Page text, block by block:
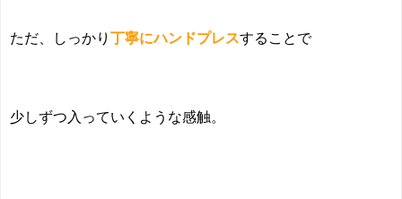
ただ、しっかり 丁寧にハンドプレスすることで
少しずつ入っていくような感触。